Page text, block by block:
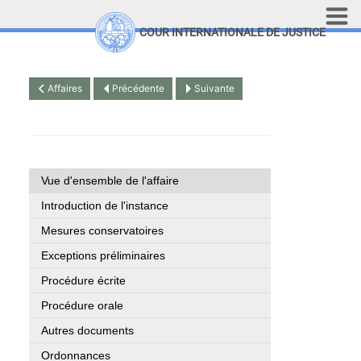
Aller au contenu principal
COUR INTERNATIONALE DE JUSTICE
Affaires Précédente Suivante
Vue d'ensemble de l'affaire
Introduction de l'instance
Mesures conservatoires
Exceptions préliminaires
Procédure écrite
Procédure orale
Autres documents
Ordonnances
Top Menu
Recherche sur le site